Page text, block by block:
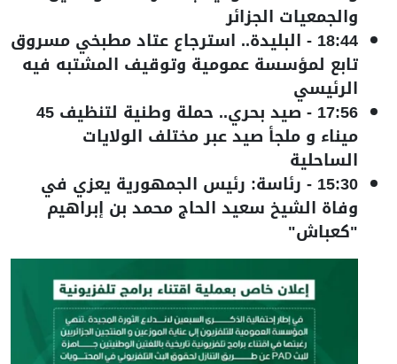
والجمعيات الجزائر
18:44
- البليدة.. استرجاع عتاد مطبخي مسروق
تابع لمؤسسة عمومية وتوقيف المشتبه فيه
الرئيسي
17:56
- صيد بحري.. حملة وطنية لتنظيف 45
ميناء و ملجأ صيد عبر مختلف الولايات
الساحلية
15:30
- رئاسة: رئيس الجمهورية يعزي في
وفاة الشيخ سعيد الحاج محمد بن إبراهيم
"كعباش"